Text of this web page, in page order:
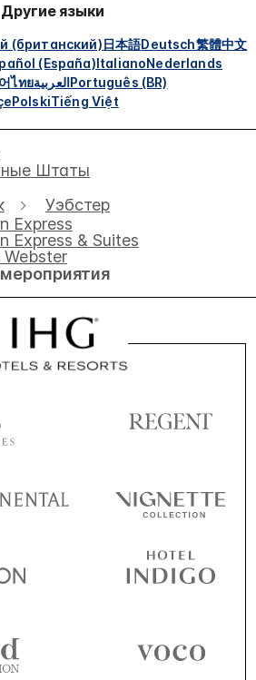
Другие языки
(британский)日本語Deutsch繁體中文
(España)ItalianoNederlands
ไทยالعربيةPortuguês (BR)
PolskiTiếng Việt
Штаты
Уэбстер
Express
Express & Suites
Webster